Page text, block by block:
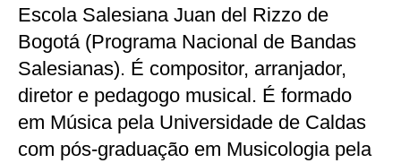
Escola Salesiana Juan del Rizzo de
Bogotá (Programa Nacional de Bandas
Salesianas). É compositor, arranjador,
diretor e pedagogo musical. É formado
em Música pela Universidade de Caldas
com pós-graduação em Musicologia pela